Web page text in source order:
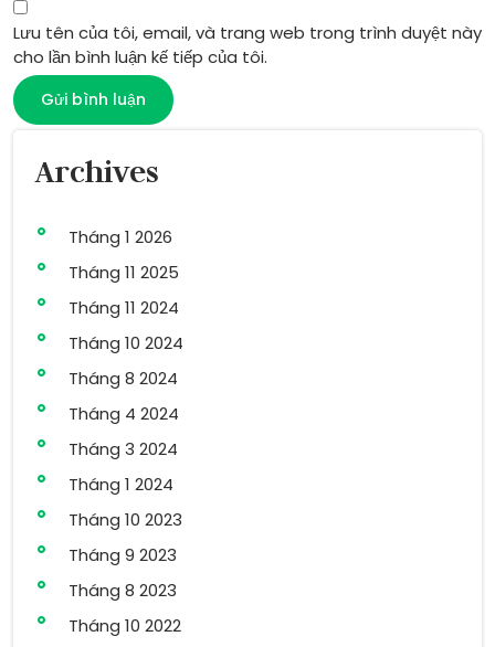
Lưu tên của tôi, email, và trang web trong trình duyệt này
cho lần bình luận kế tiếp của tôi.
Archives
Tháng 1 2026
Tháng 11 2025
Tháng 11 2024
Tháng 10 2024
Tháng 8 2024
Tháng 4 2024
Tháng 3 2024
Tháng 1 2024
Tháng 10 2023
Tháng 9 2023
Tháng 8 2023
Tháng 10 2022